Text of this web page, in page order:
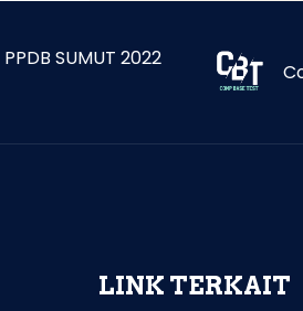
PPDB SUMUT 2022
LINK TERKAIT